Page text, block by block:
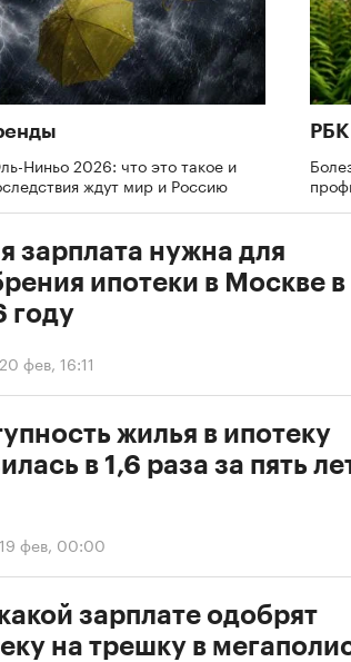
Ниньо 2026: что это такое и
ждут мир и Россию
20 фев, 16:11
зарплата нужна для
ипотеки в Москве в
году
19 фев, 00:00
жилья в ипотеку
в 1,6 раза за пять
зарплате одобрят
на трешку в